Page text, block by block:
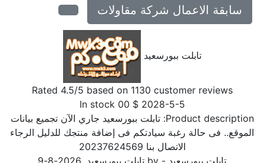
سابقة الاعمال شركة مقاولات
تابلت ببورسعيد
Rated4.5/5 based on1130customer reviews
2028-5-5
$
00
In stock
Product description: تابلت ببورسعيد جاري الآن تجميع بيانات
الموقع.. فى حالة رغبة سيادتكم فى إضافة منتجك للدليل الرجاء
الاتصال بنا 20237624569
تابلت ببورسعيد- by تابلت ببورسعيد,
2026-8-9